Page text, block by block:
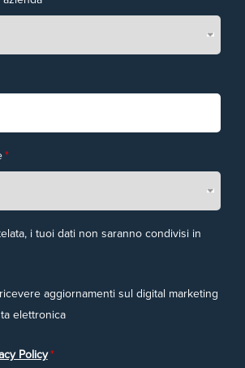
*
i tuoi dati non saranno condivisi in
aggiornamenti sul digital marketing
elettronica
Policy *